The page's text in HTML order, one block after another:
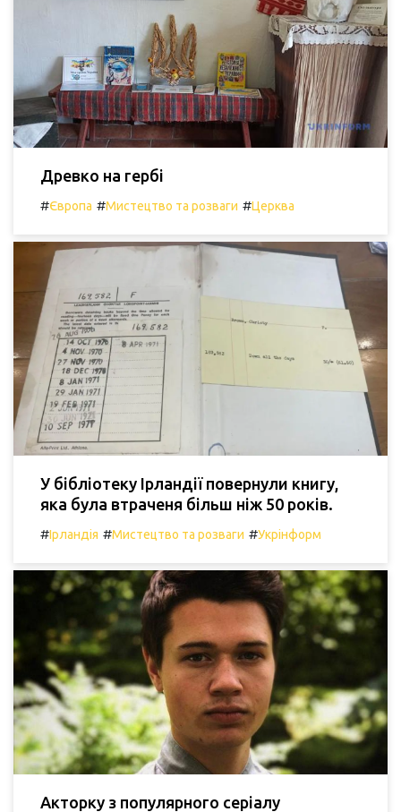
Древко на гербі
#Європа #Мистецтво та розваги #Церква
У бібліотеку Ірландії повернули книгу,
яка була втраченя більш ніж 50 років.
#Ірландія #Мистецтво та розваги #Укрінформ
Акторку з популярного серіалу